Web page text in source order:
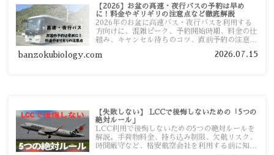
【2026】お盆の高速・夜行バスの予約は早め
に！料金やギリギリの注意点など徹底解説
2026年のお盆に高速バス・夜行バスを利用する
方向けに、混雑ピーク、予約開始時期、料金の仕
組み、キャンセル待ちのコツ、直前予約の注意点
banzokubiology.com 2026.07.15
【失敗しない】 LCCで後悔しないための「5つの
絶対ルール」
LCC利用で後悔しないための5つの絶対ルールを
解説。手荷物料金、持ち込み制限、欠航リスク、
時間厳守など、格安航空会社を利用する前に知っ